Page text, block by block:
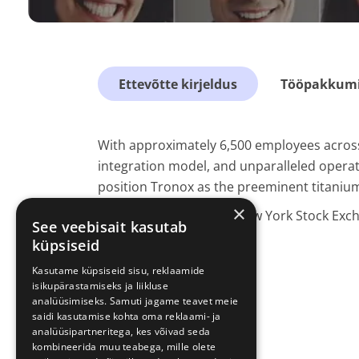
Ettevõtte kirjeldus
With approximately 6,500 employees
integration model, and unparalleled
position Tronox as the preeminent
Tronox is listed on the New York Stock
×
See veebisait kasutab
küpsiseid
Kasutame küpsiseid sisu, reklaamide
isikupärastamiseks ja liikluse
analüüsimiseks. Samuti jagame teavet meie
saidi kasutamise kohta oma reklaami- ja
analüüsipartneritega, kes võivad seda
kombineerida muu teabega, mille olete